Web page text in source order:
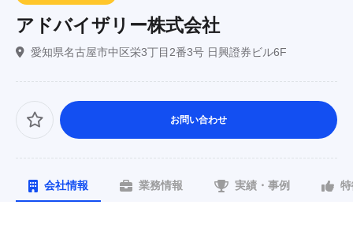
アドバイザリー株式会社
愛知県名古屋市中区栄3丁目2番3号 日興證券ビル6F
お問い合わせ
会社情報 業務情報 実績・事例